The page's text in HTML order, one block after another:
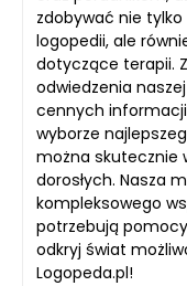
zdobywać nie
logopedii, ale
dotyczące terapii.
odwiedzenia
cennych
wyborze
można skutecznie
dorosłych. Nasza
kompleksowego
potrzebują
odkryj świat
Logopeda.pl!